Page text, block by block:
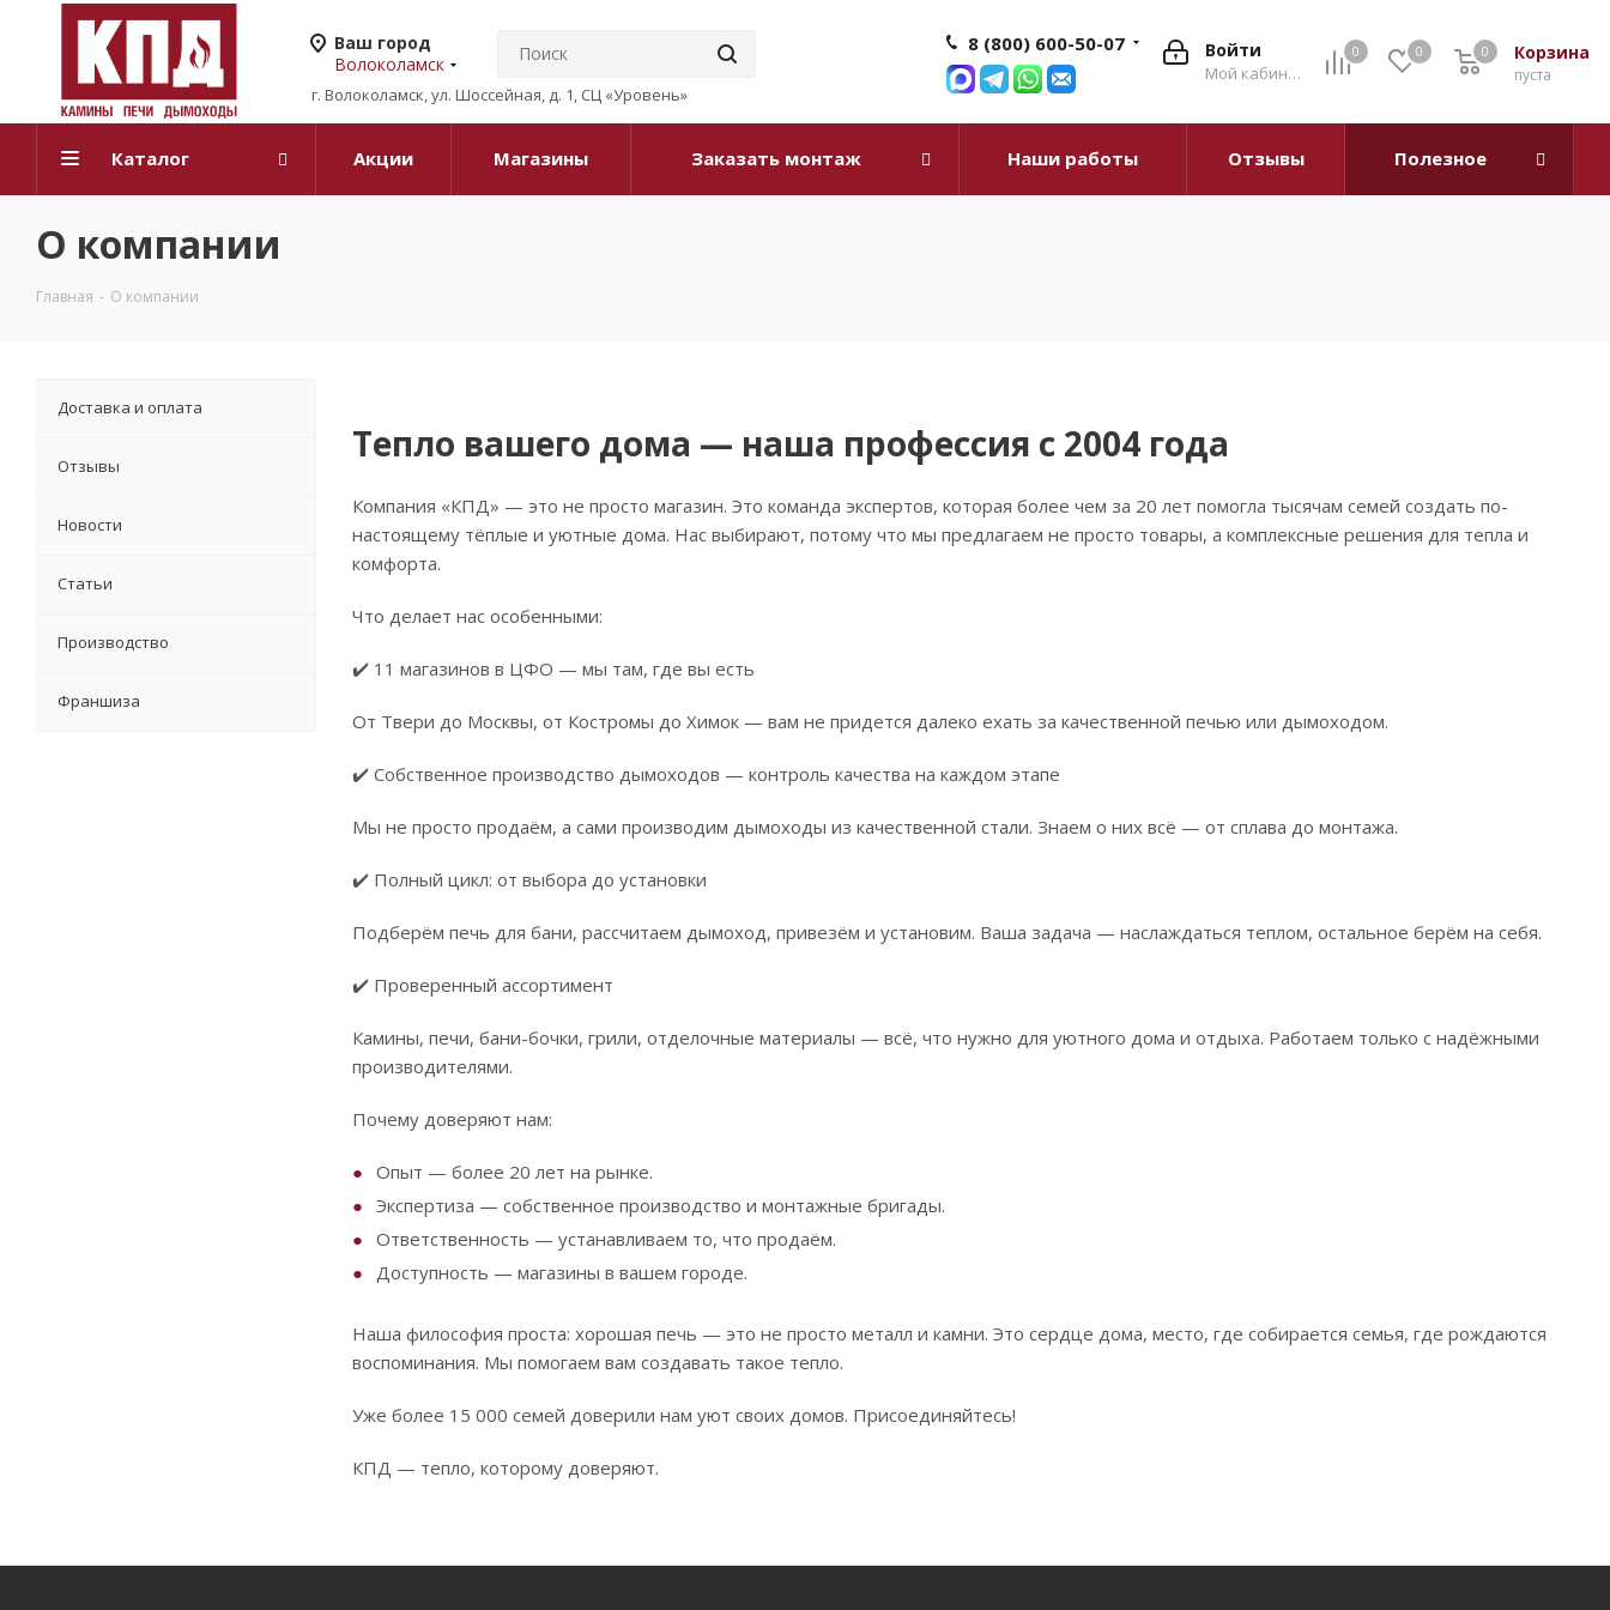
Ваш город
Волоколамск
г. Волоколамск, ул. Шоссейная, д. 1, СЦ «Уровень»
0 0 Корзина
0
пуста
0
Войти
Мой кабинет
8 (800) 600-50-07
Каталог Акции Магазины Заказать монтаж Наши работы Отзывы Полезное
О компании
Главная - О компании
Тепло вашего дома — наша профессия с 2004 года
Компания «КПД» — это не просто магазин. Это команда экспертов, которая более чем за 20 лет помогла тысячам семей создать по-
настоящему тёплые и уютные дома. Нас выбирают, потому что мы предлагаем не просто товары, а комплексные решения для тепла и
комфорта.
Что делает нас особенными:
✔️ 11 магазинов в ЦФО — мы там, где вы есть
От Твери до Москвы, от Костромы до Химок — вам не придется далеко ехать за качественной печью или дымоходом.
✔️ Собственное производство дымоходов — контроль качества на каждом этапе
Мы не просто продаём, а сами производим дымоходы из качественной стали. Знаем о них всё — от сплава до монтажа.
✔️ Полный цикл: от выбора до установки
Подберём печь для бани, рассчитаем дымоход, привезём и установим. Ваша задача — наслаждаться теплом, остальное берём на себя.
✔️ Проверенный ассортимент
Камины, печи, бани-бочки, грили, отделочные материалы — всё, что нужно для уютного дома и отдыха. Работаем только с надёжными
производителями.
Почему доверяют нам:
Опыт — более 20 лет на рынке.
Экспертиза — собственное производство и монтажные бригады.
Ответственность — устанавливаем то, что продаём.
Доступность — магазины в вашем городе.
Наша философия проста: хорошая печь — это не просто металл и камни. Это сердце дома, место, где собирается семья, где рождаются
воспоминания. Мы помогаем вам создавать такое тепло.
Уже более 15 000 семей доверили нам уют своих домов. Присоединяйтесь!
КПД — тепло, которому доверяют.
Доставка и оплата
Отзывы
Новости
Статьи
Производство
Франшиза